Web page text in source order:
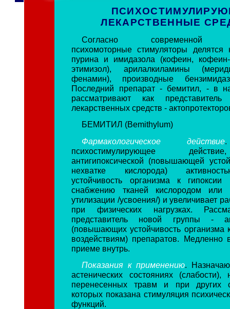
ЛЕКАРСТВЕННЫЕ
Согласно современной
психомоторные стимуляторы делятся
пурина и имидазола (кофеин, кофеин-
этимизол), арилалкиламины
фенамин), производные
Последний препарат - бемитил, - в
рассматривают как
лекарственных средств -
БЕМИТИЛ (Bemithylum)
Фармакологическое действие
психостимулирующее
антигипоксической (повышающей
нехватке кислорода)
устойчивость организма к гипоксии
снабжению тканей кислородом или
утилизации /усвоения/) и увеличивает
при физических нагрузках.
представитель новой группы -
(повышающих устойчивость организма
воздействиям) препаратов. Медленно
приеме внутрь.
Показания к применению.
астенических состояниях (слабости),
перенесенных травм и при других
которых показана стимуляция
функций.